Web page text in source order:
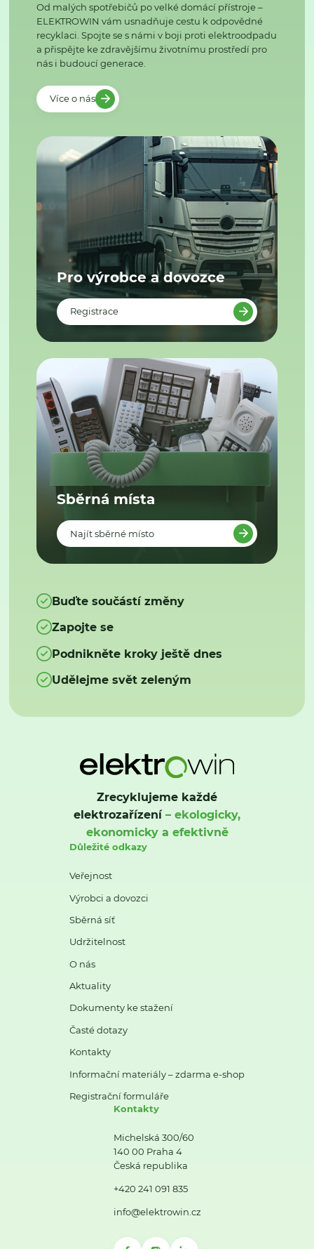
Od malých spotřebičů po velké domácí přístroje –
ELEKTROWIN vám usnadňuje cestu k odpovědné
recyklaci. Spojte se s námi v boji proti elektroodpadu
a přispějte ke zdravějšímu životnímu prostředí pro
nás i budoucí generace.
Více o nás
Pro výrobce a dovozce
Registrace
Sběrná místa
Najít sběrné místo
Buďte součástí změny
Zapojte se
Podnikněte kroky ještě dnes
Udělejme svět zeleným
Zrecyklujeme každé
elektrozařízení– ekologicky,
ekonomicky a efektivně
Důležité odkazy
Veřejnost
Výrobci a dovozci
Sběrná síť
Udržitelnost
O nás
Aktuality
Dokumenty ke stažení
Časté dotazy
Kontakty
Informační materiály – zdarma e-shop
Registrační formuláře
Kontakty
Michelská 300/60
140 00 Praha 4
Česká republika
+420 241 091 835
info@elektrowin.cz